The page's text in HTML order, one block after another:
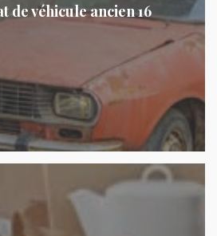
de véhicule ancien 16